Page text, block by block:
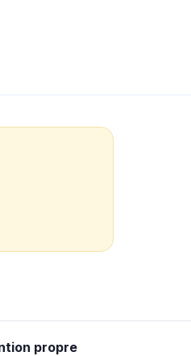
propre